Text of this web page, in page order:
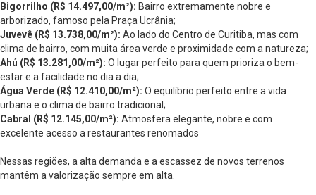
Bigorrilho (R$ 14.497,00/m²): Bairro extremamente nobre e
arborizado, famoso pela Praça Ucrânia;
Juvevê (R$ 13.738,00/m²): Ao lado do Centro de Curitiba, mas com
clima de bairro, com muita área verde e proximidade com a natureza;
Ahú (R$ 13.281,00/m²): O lugar perfeito para quem prioriza o bem-
estar e a facilidade no dia a dia;
Água Verde (R$ 12.410,00/m²): O equilíbrio perfeito entre a vida
urbana e o clima de bairro tradicional;
Cabral (R$ 12.145,00/m²): Atmosfera elegante, nobre e com
excelente acesso a restaurantes renomados
Nessas regiões, a alta demanda e a escassez de novos terrenos
mantêm a valorização sempre em alta.